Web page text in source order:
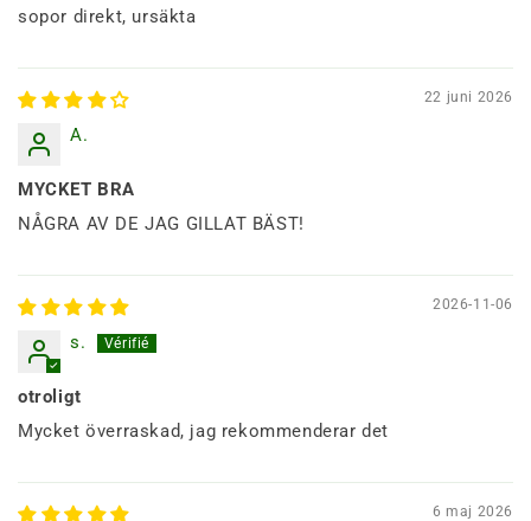
sopor direkt, ursäkta
22 juni 2026
A.
MYCKET BRA
NÅGRA AV DE JAG GILLAT BÄST!
2026-11-06
s.
otroligt
Mycket överraskad, jag rekommenderar det
6 maj 2026